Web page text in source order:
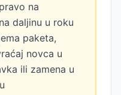
na
daljinu u roku
paketa,
novca u
ili zamena u